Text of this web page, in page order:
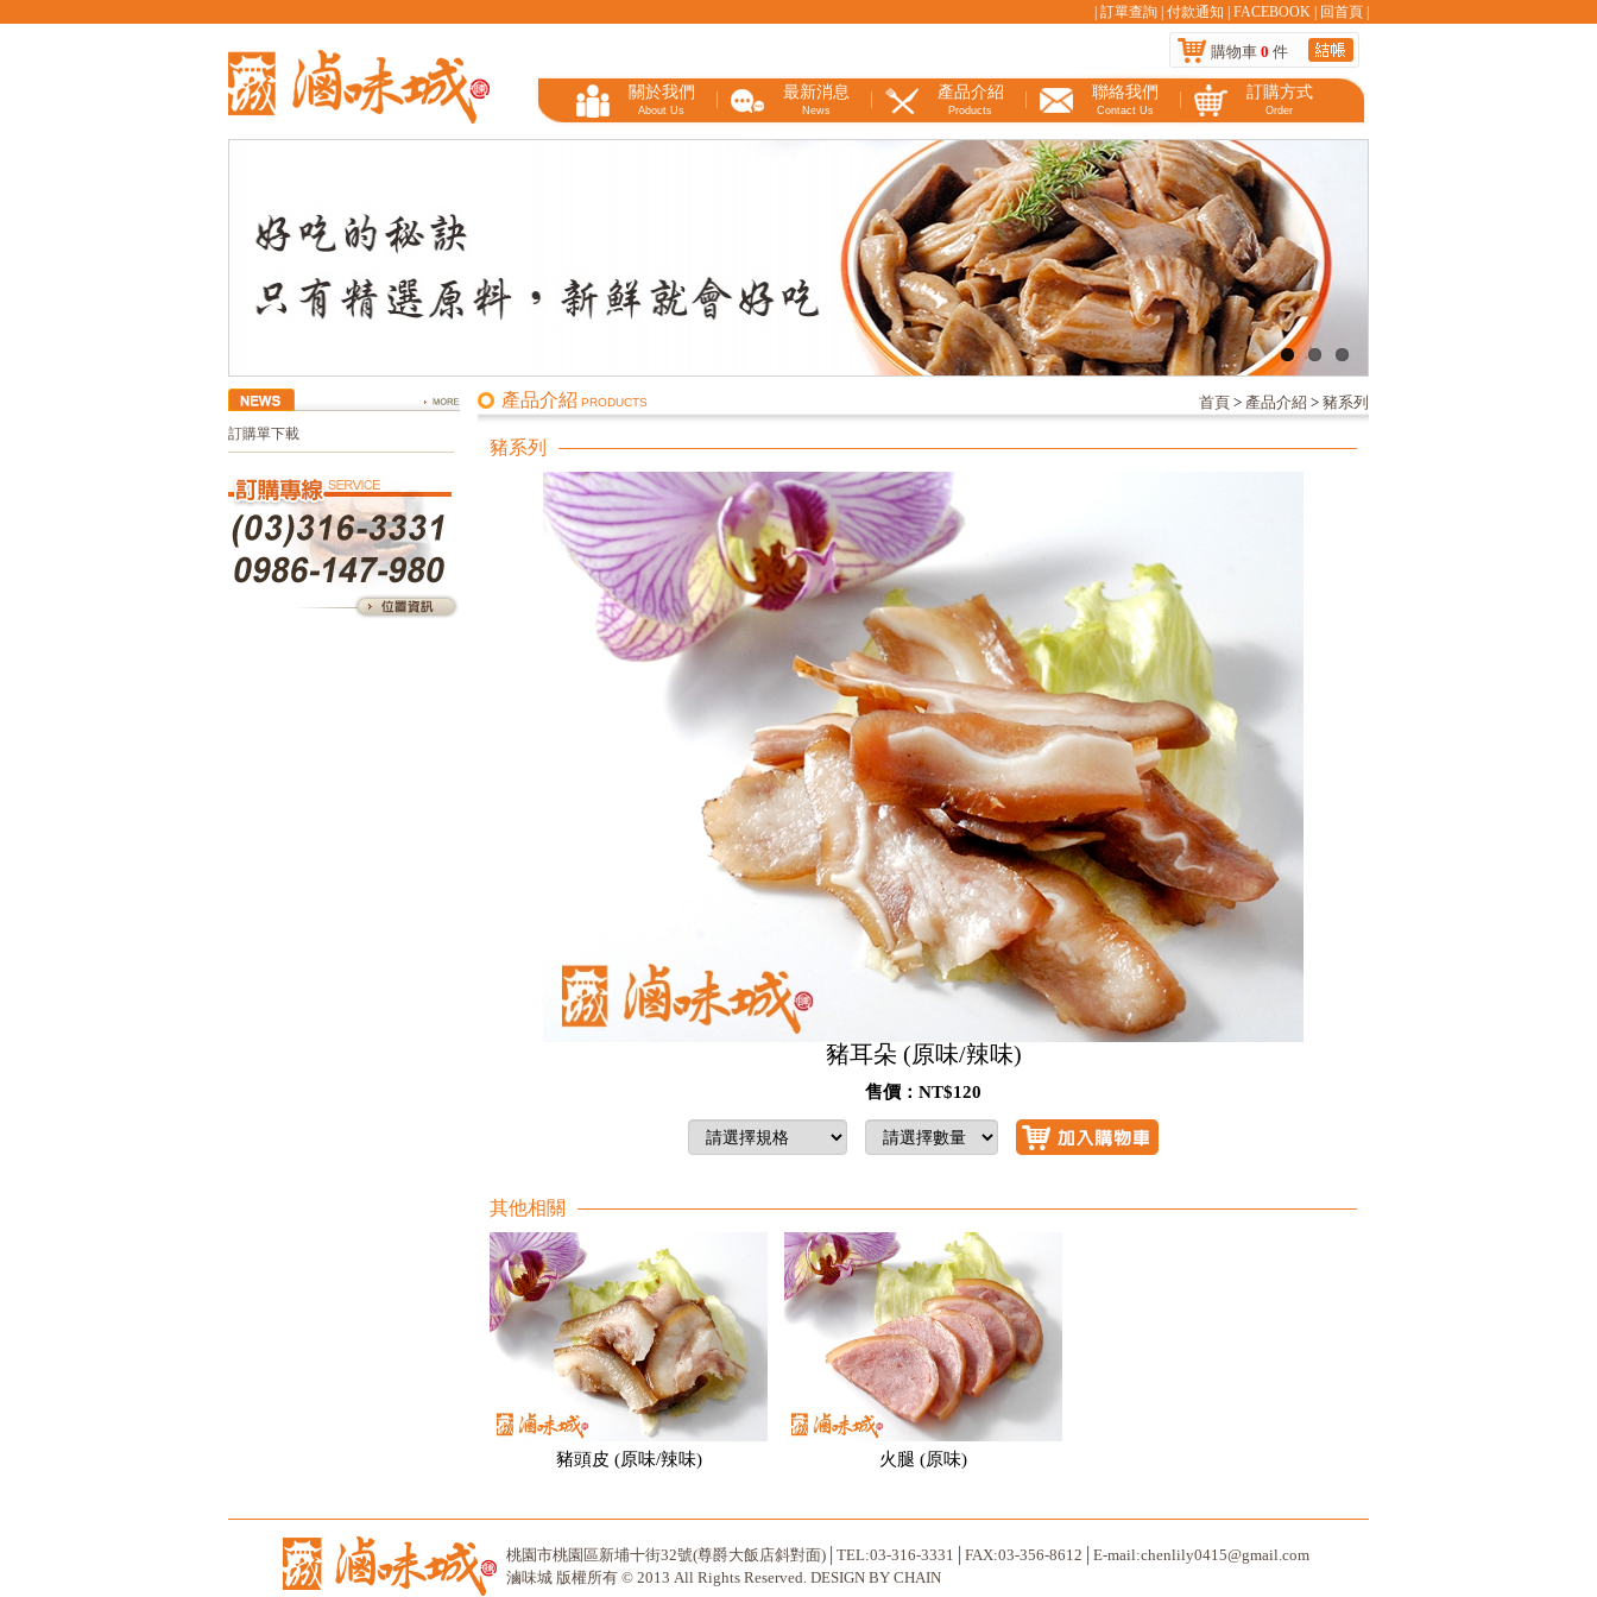
訂單查詢 付款通知 FACEBOOK 回首頁
購物車 0 件
關於我們
About Us
最新消息
News
產品介紹
Products
聯絡我們
Contact Us
訂購方式
Order
產品介紹 PRODUCTS 首頁 > 產品介紹 > 豬系列
豬系列
豬耳朵 (原味/辣味)
售價：NT$120
其他相關
豬頭皮 (原味/辣味) 火腿 (原味)
訂購單下載
桃園市桃園區新埔十街32號(尊爵大飯店斜對面)│TEL:03-316-3331│FAX:03-356-8612│E-mail:chenlily0415@gmail.com
滷味城 版權所有 © 2013 All Rights Reserved. DESIGN BY CHAIN